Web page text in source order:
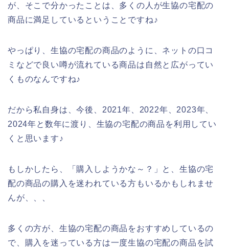
が、そこで分かったことは、多くの人が生協の宅配の
商品に満足しているということですね♪
やっぱり、生協の宅配の商品のように、ネットの口コ
ミなどで良い噂が流れている商品は自然と広がってい
くものなんですね♪
だから私自身は、今後、2021年、2022年、2023年、
2024年と数年に渡り、生協の宅配の商品を利用してい
くと思います♪
もしかしたら、「購入しようかな～？」と、生協の宅
配の商品の購入を迷われている方もいるかもしれませ
んが、、、
多くの方が、生協の宅配の商品をおすすめしているの
で、購入を迷っている方は一度生協の宅配の商品を試